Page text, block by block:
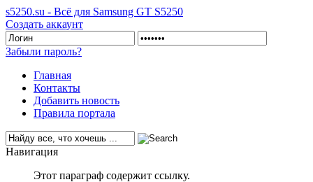
s5250.su - Всё для Samsung GT S5250
Создать аккаунт
Забыли пароль?
Главная
Контакты
Добавить новость
Правила портала
Навигация
Этот параграф содержит ссылку.